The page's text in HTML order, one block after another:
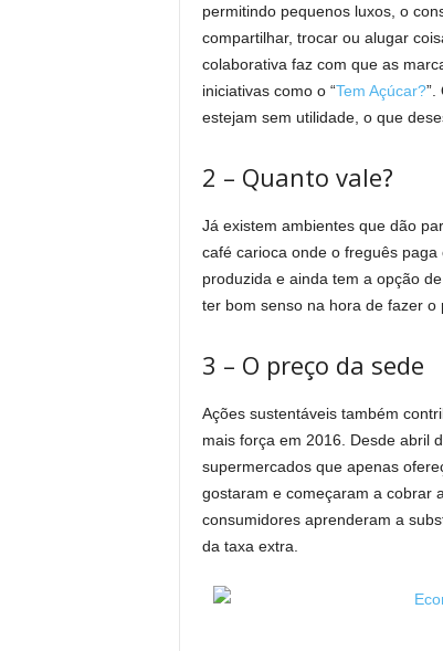
permitindo pequenos luxos, o
compartilhar, trocar ou alugar
colaborativa faz com que as
iniciativas como o “Tem Açúcar?”.
estejam sem utilidade, o que
2 – Quanto vale?
Já existem ambientes que dão
café carioca onde o freguês
produzida e ainda tem a opção
ter bom senso na hora de fazer o
3 – O preço da sede
Ações sustentáveis também
mais força em 2016. Desde abril
supermercados que apenas
gostaram e começaram a cobrar
consumidores aprenderam a
da taxa extra.